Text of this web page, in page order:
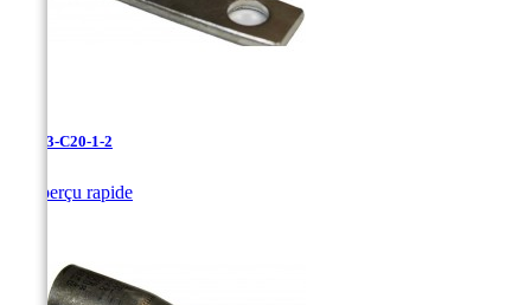
LAN-3-C20-1-2
Aperçu rapide